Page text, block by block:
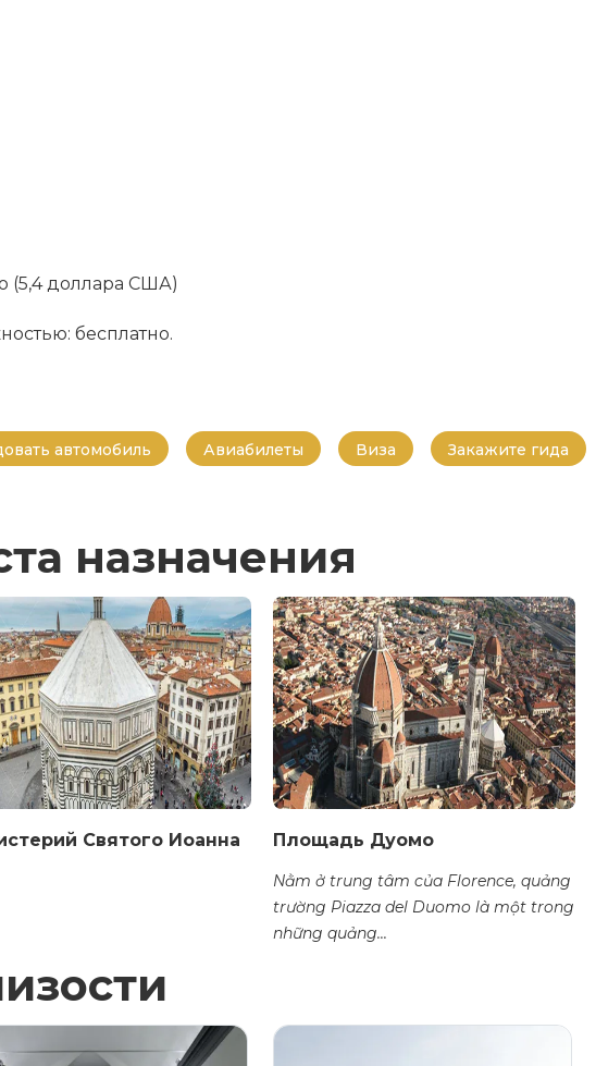
(5,4 доллара США)
бесплатно.
автомобиль Авиабилеты Виза Закажите гида
назначения
Святого Иоанна Площадь Дуомо
Nằm ở trung tâm của Florence, quảng
trường Piazza del Duomo là một trong
những quảng...